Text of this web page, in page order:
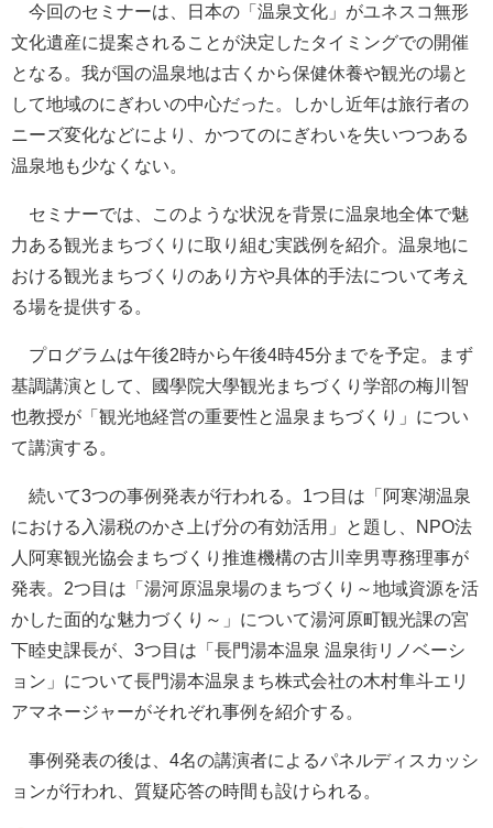
今回のセミナーは、日本の「温泉文化」がユネスコ無形
文化遺産に提案されることが決定したタイミングでの開催
となる。我が国の温泉地は古くから保健休養や観光の場と
して地域のにぎわいの中心だった。しかし近年は旅行者の
ニーズ変化などにより、かつてのにぎわいを失いつつある
温泉地も少なくない。
セミナーでは、このような状況を背景に温泉地全体で魅
力ある観光まちづくりに取り組む実践例を紹介。温泉地に
おける観光まちづくりのあり方や具体的手法について考え
る場を提供する。
プログラムは午後2時から午後4時45分までを予定。まず
基調講演として、國學院大學観光まちづくり学部の梅川智
也教授が「観光地経営の重要性と温泉まちづくり」につい
て講演する。
続いて3つの事例発表が行われる。1つ目は「阿寒湖温泉
における入湯税のかさ上げ分の有効活用」と題し、NPO法
人阿寒観光協会まちづくり推進機構の古川幸男専務理事が
発表。2つ目は「湯河原温泉場のまちづくり～地域資源を活
かした面的な魅力づくり～」について湯河原町観光課の宮
下睦史課長が、3つ目は「長門湯本温泉 温泉街リノベーシ
ョン」について長門湯本温泉まち株式会社の木村隼斗エリ
アマネージャーがそれぞれ事例を紹介する。
事例発表の後は、4名の講演者によるパネルディスカッシ
ョンが行われ、質疑応答の時間も設けられる。